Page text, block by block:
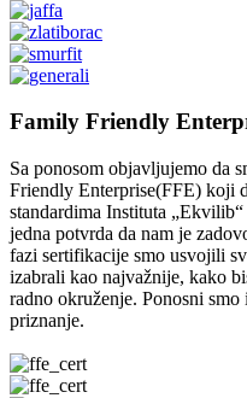
Family Friendly
Sa ponosom objavljujemo da
Friendly Enterprise(FFE) koji
standardima Instituta
jedna potvrda da nam je
fazi sertifikacije smo usvojili
izabrali kao najvažnije, kako
radno okruženje. Ponosni
priznanje.